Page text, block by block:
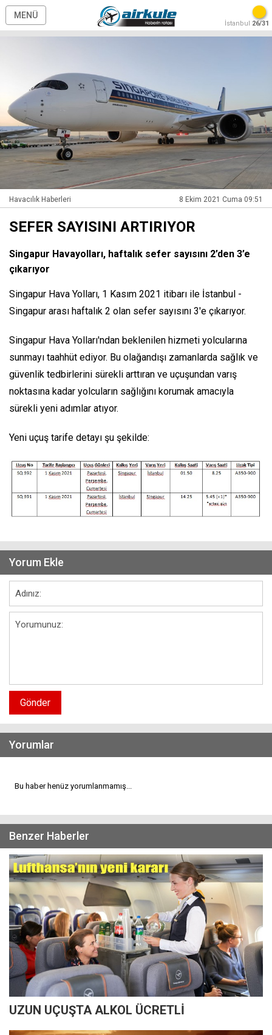
MENÜ
İstanbul 26/31
Havacılık Haberleri 8 Ekim 2021 Cuma 09:51
SEFER SAYISINI ARTIRIYOR
Singapur Havayolları, haftalık sefer sayısını 2’den 3’e
çıkarıyor
Singapur Hava Yolları, 1 Kasım 2021 itibarı ile İstanbul -
Singapur arası haftalık 2 olan sefer sayısını 3'e çıkarıyor.
Singapur Hava Yolları'ndan beklenilen hizmeti yolcularına
sunmayı taahhüt ediyor. Bu olağandışı zamanlarda sağlık ve
güvenlik tedbirlerini sürekli arttıran ve uçuşundan varış
noktasına kadar yolcuların sağlığını korumak amacıyla
sürekli yeni adımlar atıyor.
Yeni uçuş tarife detayı şu şekilde:
Yorum Ekle
Gönder
Yorumlar
Bu haber henüz yorumlanmamış...
Benzer Haberler
UZUN UÇUŞTA ALKOL ÜCRETLİ